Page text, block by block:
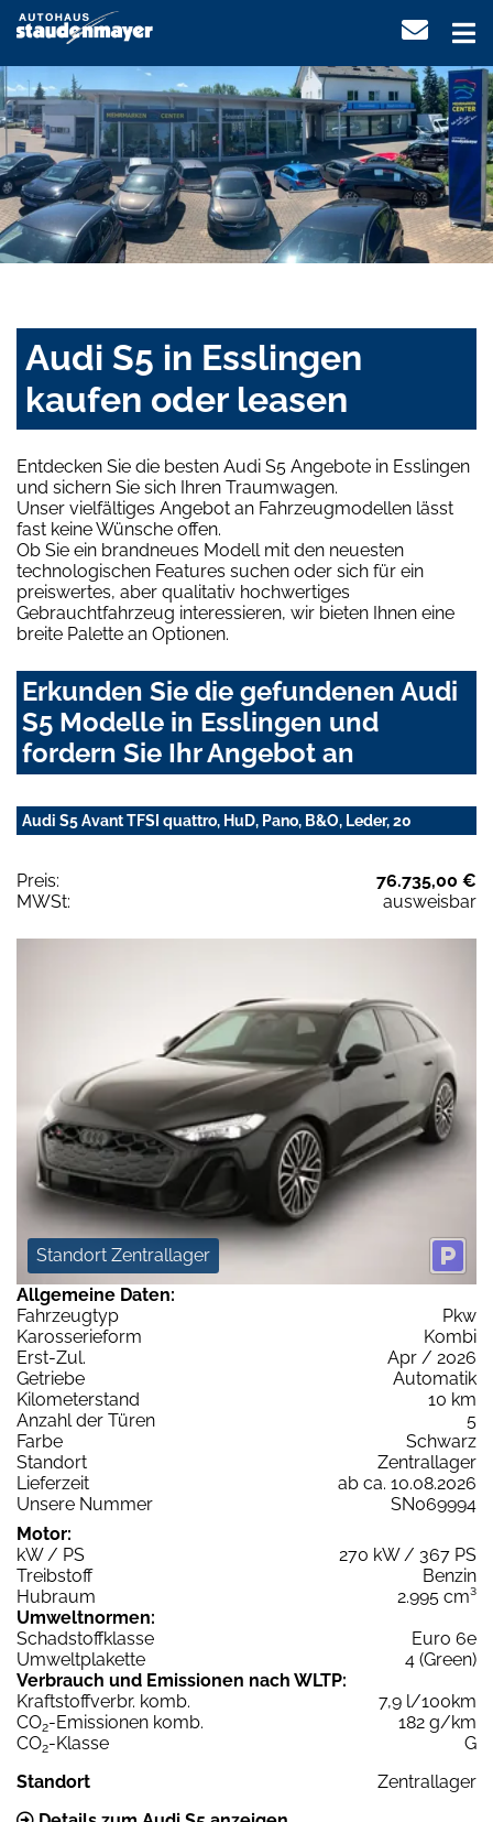
Audi S5 in Esslingen
kaufen oder leasen
Entdecken Sie die besten Audi S5 Angebote in Esslingen
und sichern Sie sich Ihren Traumwagen.
Unser vielfältiges Angebot an Fahrzeugmodellen lässt
fast keine Wünsche offen.
Ob Sie ein brandneues Modell mit den neuesten
technologischen Features suchen oder sich für ein
preiswertes, aber qualitativ hochwertiges
Gebrauchtfahrzeug interessieren, wir bieten Ihnen eine
breite Palette an Optionen.
Erkunden Sie die gefundenen Audi
S5 Modelle in Esslingen und
fordern Sie Ihr Angebot an
Audi S5 Avant TFSI quattro, HuD, Pano, B&O, Leder, 20
Preis:
76.735,00 €
MWSt:
ausweisbar
Standort Zentrallager
Allgemeine Daten:
Fahrzeugtyp
Pkw
Karosserieform
Kombi
Erst-Zul.
Apr / 2026
Getriebe
Automatik
Kilometerstand
10 km
Anzahl der Türen
5
Farbe
Schwarz
Standort
Zentrallager
Lieferzeit
ab ca. 10.08.2026
Unsere Nummer
SN069994
Motor:
kW / PS
270 kW / 367 PS
Treibstoff
Benzin
Hubraum
2.995 cm³
Umweltnormen:
Schadstoffklasse
Euro 6e
Umweltplakette
4 (Green)
Verbrauch und Emissionen nach WLTP:
Kraftstoffverbr. komb.
7,9 l/100km
CO2-Emissionen komb.
182 g/km
CO2-Klasse
G
Standort
Zentrallager